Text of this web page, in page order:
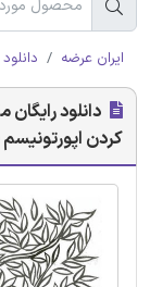
ایران عرضه
دانلود
کردن